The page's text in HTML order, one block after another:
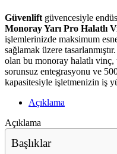
Güvenlift güvencesiyle
Monoray Yarı Pro Halatlı
işlemlerinizde maksimum
sağlamak üzere
olan bu monoray halatlı
sorunsuz entegrasyonu ve
kapasitesiyle işletmenizin iş
Açıklama
Açıklama
Başlıklar